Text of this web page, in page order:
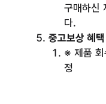
구매하신
다.
중고보상 혜
※ 제품 회
정